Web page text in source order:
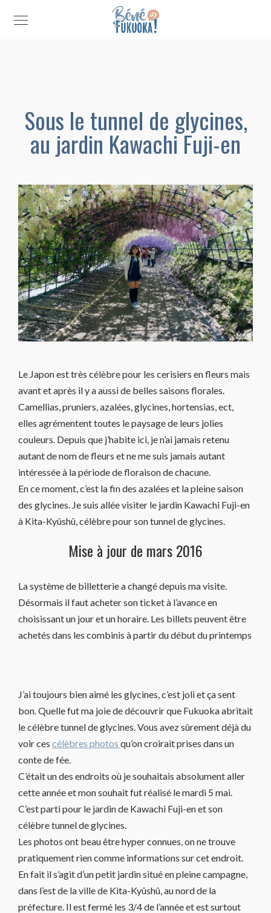
Sous le tunnel de glycines,
au jardin Kawachi Fuji-en
Le Japon est très célèbre pour les cerisiers en fleurs mais
avant et après il y a aussi de belles saisons florales.
Camellias, pruniers, azalées, glycines, hortensias, ect,
elles agrémentent toutes le paysage de leurs jolies
couleurs. Depuis que j’habite ici, je n’ai jamais retenu
autant de nom de fleurs et ne me suis jamais autant
intéressée à la période de floraison de chacune.
En ce moment, c’est la fin des azalées et la pleine saison
des glycines. Je suis allée visiter le jardin Kawachi Fuji-en
à Kita-Kyûshû, célèbre pour son tunnel de glycines.
Mise à jour de mars 2016
La système de billetterie a changé depuis ma visite.
Désormais il faut acheter son ticket à l’avance en
choisissant un jour et un horaire. Les billets peuvent être
achetés dans les combinis à partir du début du printemps
J’ai toujours bien aimé les glycines, c’est joli et ça sent
bon. Quelle fut ma joie de découvrir que Fukuoka abritait
le célèbre tunnel de glycines. Vous avez sûrement déjà du
voir ces célèbres photos qu’on croirait prises dans un
conte de fée.
C’était un des endroits où je souhaitais absolument aller
cette année et mon souhait fut réalisé le mardi 5 mai.
C’est parti pour le jardin de Kawachi Fuji-en et son
célèbre tunnel de glycines.
Les photos ont beau être hyper connues, on ne trouve
pratiquement rien comme informations sur cet endroit.
En fait il s’agit d’un petit jardin situé en pleine campagne,
dans l’est de la ville de Kita-Kyûshû, au nord de la
préfecture. Il est fermé les 3/4 de l’année et est surtout